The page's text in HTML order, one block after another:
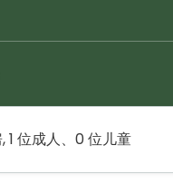
1 客房, 1 位成人、0 位儿童